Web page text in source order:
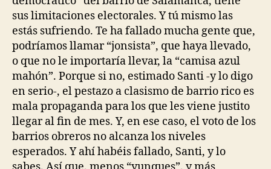
sus limitaciones electorales. Y tú mismo las
estás sufriendo. Te ha fallado mucha gente que,
podríamos llamar “jonsista”, que haya llevado,
o que no le importaría llevar, la “camisa azul
mahón”. Porque si no, estimado Santi -y lo digo
en serio-, el pestazo a clasismo de barrio rico es
mala propaganda para los que les viene justito
llegar al fin de mes. Y, en ese caso, el voto de los
barrios obreros no alcanza los niveles
esperados. Y ahí habéis fallado, Santi, y lo